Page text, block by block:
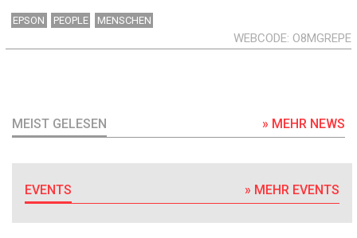
EPSON PEOPLE MENSCHEN
WEBCODE O8MGREPE
MEIST GELESEN » MEHR NEWS
EVENTS » MEHR EVENTS